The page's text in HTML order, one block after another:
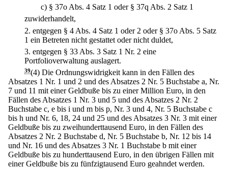
c) § 37o Abs. 4 Satz 1 oder § 37q Abs. 2 Satz 1
zuwiderhandelt,
2. entgegen § 4 Abs. 4 Satz 1 oder 2 oder § 37o Abs. 5 Satz
1 ein Betreten nicht gestattet oder nicht duldet,
3. entgegen § 33 Abs. 3 Satz 1 Nr. 2 eine
Portfolioverwaltung auslagert.
39(4) Die Ordnungswidrigkeit kann in den Fällen des
Absatzes 1 Nr. 1 und 2 und des Absatzes 2 Nr. 5 Buchstabe a, Nr.
7 und 11 mit einer Geldbuße bis zu einer Million Euro, in den
Fällen des Absatzes 1 Nr. 3 und 5 und des Absatzes 2 Nr. 2
Buchstabe c, e bis i und m bis p, Nr. 3 und 4, Nr. 5 Buchstabe c
bis h und Nr. 6, 18, 24 und 25 und des Absatzes 3 Nr. 3 mit einer
Geldbuße bis zu zweihunderttausend Euro, in den Fällen des
Absatzes 2 Nr. 2 Buchstabe d, Nr. 5 Buchstabe b, Nr. 12 bis 14
und Nr. 16 und des Absatzes 3 Nr. 1 Buchstabe b mit einer
Geldbuße bis zu hunderttausend Euro, in den übrigen Fällen mit
einer Geldbuße bis zu fünfzigtausend Euro geahndet werden.